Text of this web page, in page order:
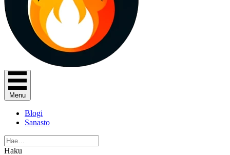
Menu
Blogi
Sanasto
Haku